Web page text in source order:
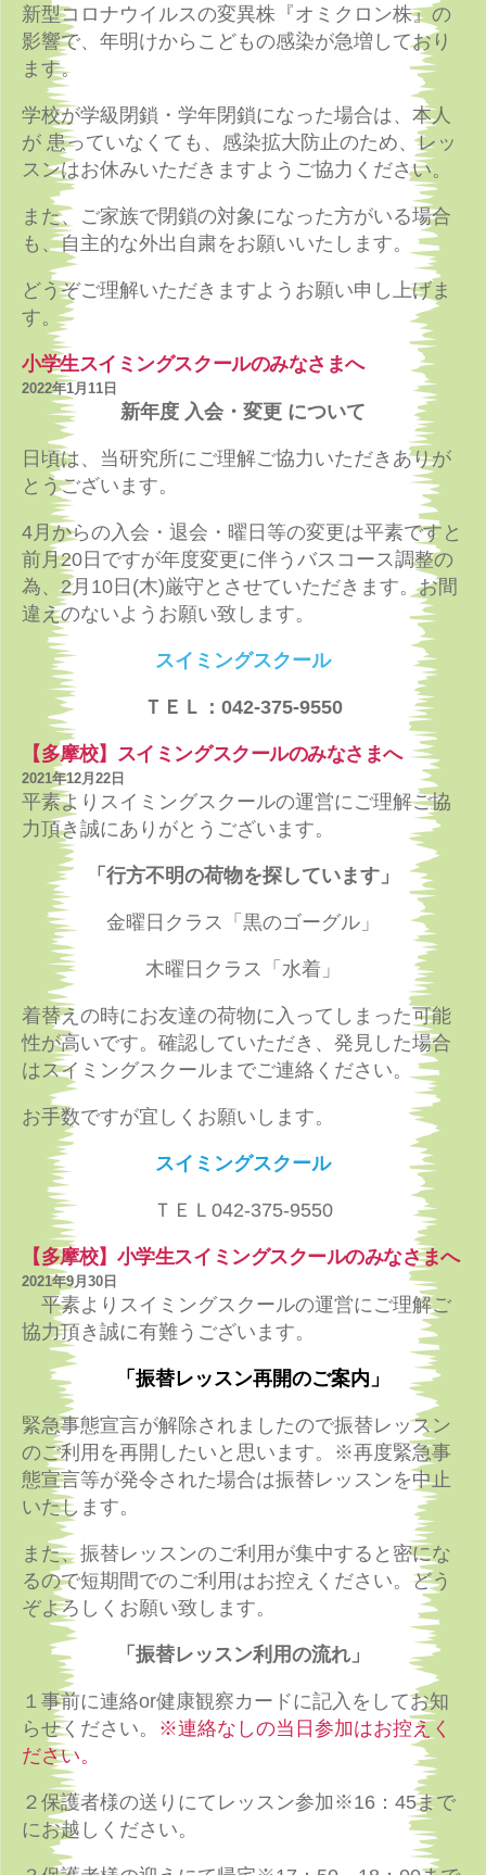
新型コロナウイルスの変異株『オミクロン株』の
影響で、年明けからこどもの感染が急増しており
ます。
学校が学級閉鎖・学年閉鎖になった場合は、本人
が 患っていなくても、感染拡大防止のため、レッ
スンはお休みいただきますようご協力ください。
また、ご家族で閉鎖の対象になった方がいる場合
も、自主的な外出自粛をお願いいたします。
どうぞご理解いただきますようお願い申し上げま
す。
小学生スイミングスクールのみなさまへ
2022年1月11日
新年度 入会・変更 について
日頃は、当研究所にご理解ご協力いただきありが
とうございます。
4月からの入会・退会・曜日等の変更は平素ですと
前月20日ですが年度変更に伴うバスコース調整の
為、2月10日(木)厳守とさせていただきます。お間
違えのないようお願い致します。
スイミングスクール
ＴＥＬ：042-375-9550
【多摩校】スイミングスクールのみなさまへ
2021年12月22日
平素よりスイミングスクールの運営にご理解ご協
力頂き誠にありがとうございます。
「行方不明の荷物を探しています」
金曜日クラス「黒のゴーグル」
木曜日クラス「水着」
着替えの時にお友達の荷物に入ってしまった可能
性が高いです。確認していただき、発見した場合
はスイミングスクールまでご連絡ください。
お手数ですが宜しくお願いします。
スイミングスクール
ＴＥＬ042-375-9550
【多摩校】小学生スイミングスクールのみなさまへ
2021年9月30日
平素よりスイミングスクールの運営にご理解ご
協力頂き誠に有難うございます。
「振替レッスン再開のご案内」
緊急事態宣言が解除されましたので振替レッスン
のご利用を再開したいと思います。※再度緊急事
態宣言等が発令された場合は振替レッスンを中止
いたします。
また、振替レッスンのご利用が集中すると密にな
るので短期間でのご利用はお控えください。どう
ぞよろしくお願い致します。
「振替レッスン利用の流れ」
１事前に連絡or健康観察カードに記入をしてお知
らせください。 ※連絡なしの当日参加はお控えく
ださい。
２保護者様の送りにてレッスン参加※16：45まで
にお越しください。